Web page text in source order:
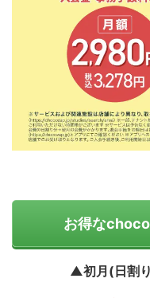
お得な
▲初月(日割